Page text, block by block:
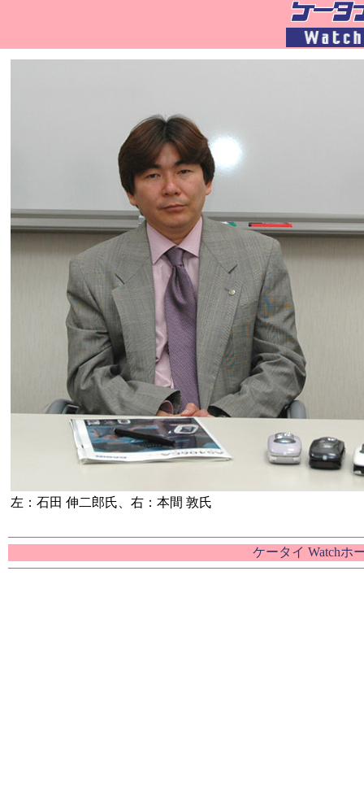
左：石田 伸二郎氏、右：本間 敦氏
ケータイ Watchホ